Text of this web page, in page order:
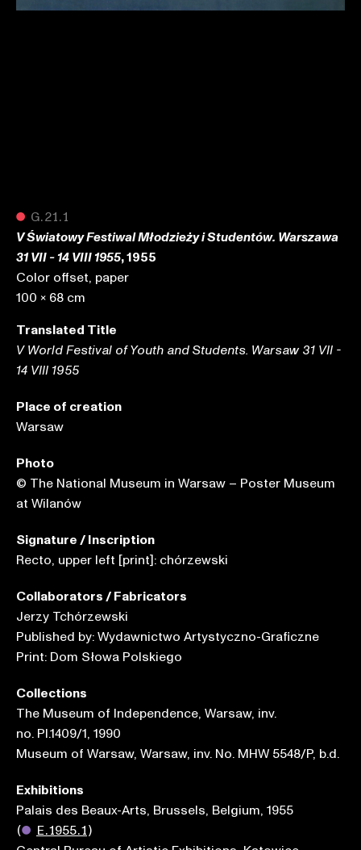
● G.21.1
V Światowy Festiwal Młodzieży i Studentów. Warszawa
31 VII - 14 VIII 1955, 1955
Color offset, paper
100 x 68 cm
Translated Title
V World Festival of Youth and Students. Warsaw 31 VII -
14 VIII 1955
Place of creation
Warsaw
Photo
© The National Museum in Warsaw – Poster Museum
at Wilanów
Signature / Inscription
Recto, upper left [print]: chórzewski
Collaborators / Fabricators
Jerzy Tchórzewski
Published by: Wydawnictwo Artystyczno-Graficzne
Print: Dom Słowa Polskiego
Collections
The Museum of Independence, Warsaw, inv.
no. Pl.1409/1, 1990
Museum of Warsaw, Warsaw, inv. No. MHW 5548/P, b.d.
Exhibitions
Palais des Beaux-Arts, Brussels, Belgium, 1955
(● E.1955.1)